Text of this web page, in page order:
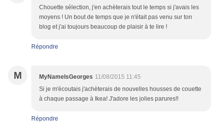
Chouette sélection, j'en achèterais tout le temps si j'avais les
moyens ! Un bout de temps que je n'était pas venu sur ton
blog et j'ai toujours beaucoup de plaisir à te lire !
Répondre
M MyNameIsGeorges 11/08/2015 11:45
Si je m'écoutais j'achèterais de nouvelles housses de couette
à chaque passage à Ikea! J'adore les jolies parures!!
Répondre